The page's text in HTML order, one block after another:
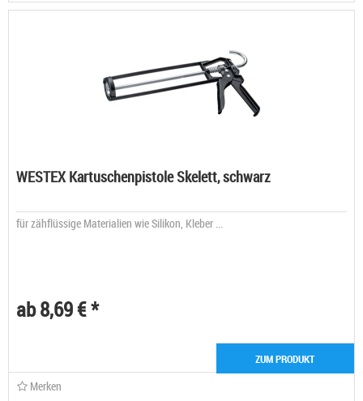
WESTEX Kartuschenpistole Skelett, schwarz
für zähflüssige Materialien wie Silikon, Kleber ...
ab 8,69 € *
ZUM PRODUKT
Merken